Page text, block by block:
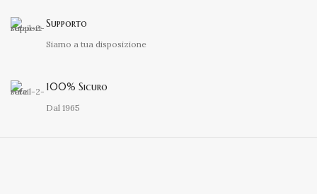
Supporto
Siamo a tua disposizione
100% Sicuro
Dal 1965